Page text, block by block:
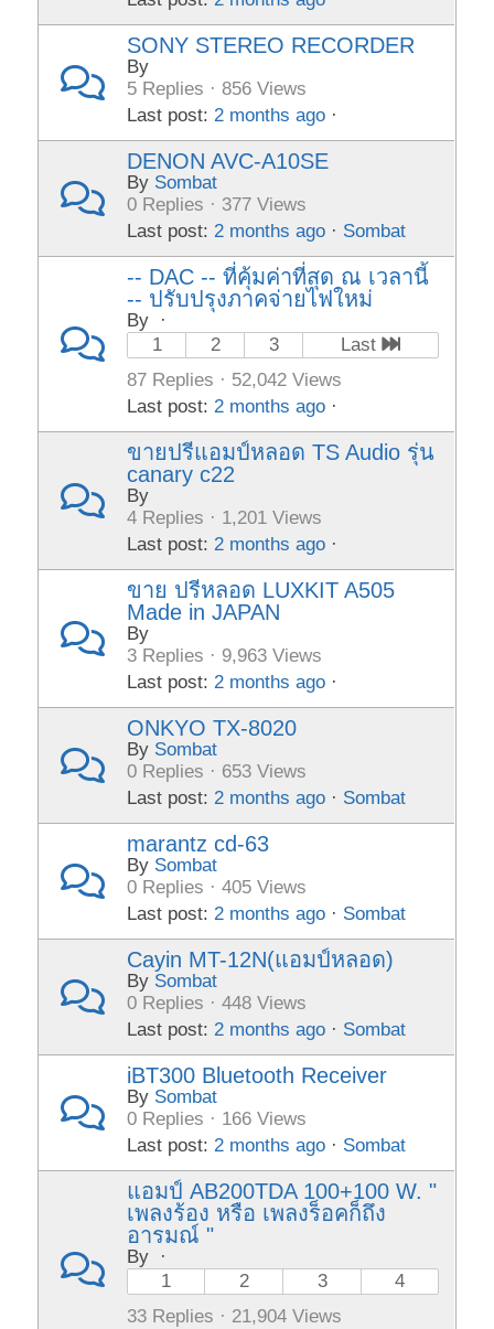
SONY STEREO RECORDER
By
5 Replies · 856 Views
Last post:2 months ago ·
DENON AVC-A10SE
By Sombat
0 Replies · 377 Views
Last post:2 months ago · Sombat
-- DAC -- ที่คุ้มค่าที่สุด ณ เวลานี้
-- ปรับปรุงภาคจ่ายไฟใหม่
By
·
1
2 3
Last
87 Replies · 52,042 Views
Last post:2 months ago ·
ขายปรีแอมป์หลอด TS Audio รุ่น
canary c22
By
4 Replies · 1,201 Views
Last post:2 months ago ·
ขาย ปรีหลอด LUXKIT A505
Made in JAPAN
By
3 Replies · 9,963 Views
Last post:2 months ago ·
ONKYO TX-8020
By Sombat
0 Replies · 653 Views
Last post:2 months ago · Sombat
marantz cd-63
By Sombat
0 Replies · 405 Views
Last post:2 months ago · Sombat
Cayin MT-12N(แอมป์หลอด)
By Sombat
0 Replies · 448 Views
Last post:2 months ago · Sombat
iBT300 Bluetooth Receiver
By Sombat
0 Replies · 166 Views
Last post:2 months ago · Sombat
แอมป์ AB200TDA 100+100 W. "
เพลงร้อง หรือ เพลงร็อคก็ถึง
อารมณ์ "
By
·
1
2 3
4
33 Replies · 21,904 Views